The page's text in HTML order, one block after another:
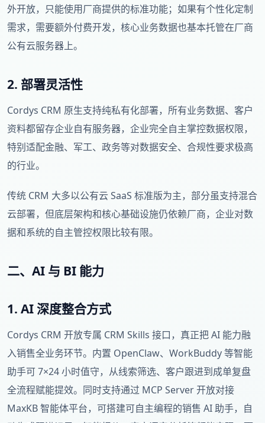
外开放，只能使用厂商提供的标准功能；如果有个性化定制
需求，需要额外付费开发，核心业务数据也基本托管在厂商
公有云服务器上。
2. 部署灵活性
Cordys CRM 原生支持纯私有化部署，所有业务数据、客户
资料都留存企业自有服务器，企业完全自主掌控数据权限，
特别适配金融、军工、政务等对数据安全、合规性要求极高
的行业。
传统 CRM 大多以公有云 SaaS 标准版为主，部分虽支持混合
云部署，但底层架构和核心基础设施仍依赖厂商，企业对数
据和系统的自主管控权限比较有限。
二、AI 与 BI 能力
1. AI 深度整合方式
Cordys CRM 开放专属 CRM Skills 接口，真正把 AI 能力融
入销售全业务环节。内置 OpenClaw、WorkBuddy 等智能
助手可 7×24 小时值守，从线索筛选、客户跟进到成单复盘
全流程赋能提效。同时支持通过 MCP Server 开放对接
MaxKB 智能体平台，可搭建可自主编程的销售 AI 助手，自